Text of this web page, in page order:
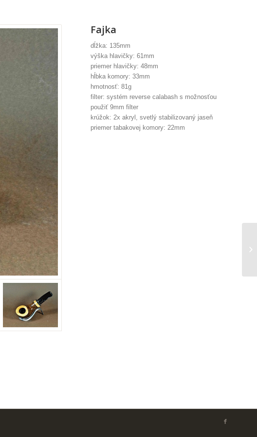
Fajka
dĺžka: 135mm
výška hlavičky: 61mm
priemer hlavičky: 48mm
hĺbka komory: 33mm
hmotnosť: 81g
filter: systém reverse calabash s možnosťou
použiť 9mm filter
krúžok: 2x akryl, svetlý stabilizovaný jaseň
priemer tabakovej komory: 22mm